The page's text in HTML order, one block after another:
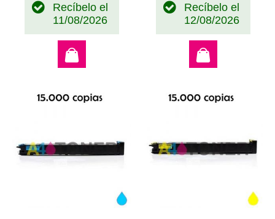
Recíbelo el
11/08/2026
Recíbelo el
12/08/2026